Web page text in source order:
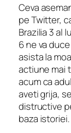
Ceva
pe Twitter,
Brazilia 3 al
6 ne va
asista la
actiune mai
acum ca
aveti grija,
distructive
baza